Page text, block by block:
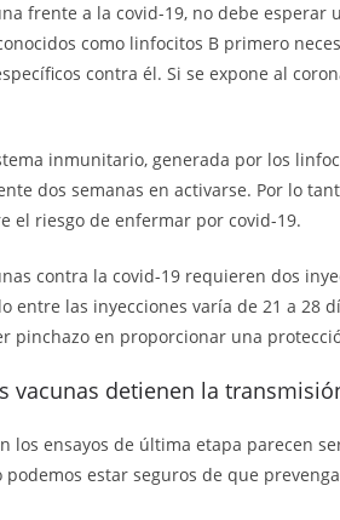
frente a la covid-19, no debe
como linfocitos B primero
contra él. Si se expone al
inmunitario, generada por los
dos semanas en activarse. Por lo
el riesgo de enfermar por covid-19.
contra la covid-19 requieren dos
entre las inyecciones varía de 21 a 28
pinchazo en proporcionar una
vacunas detienen la
los ensayos de última etapa parecen
podemos estar seguros de que